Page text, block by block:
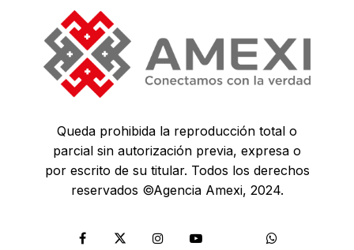
Queda prohibida la reproducción total o
parcial sin autorización previa, expresa o
por escrito de su titular. Todos los derechos
reservados ©Agencia Amexi, 2024.